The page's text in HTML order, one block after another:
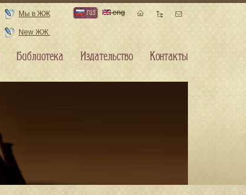
Мы в ЖЖ
New ЖЖ
rus eng
Библиотека Издательство Контакты